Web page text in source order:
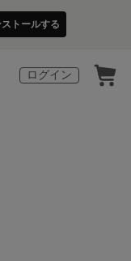
ストールする
ログイン